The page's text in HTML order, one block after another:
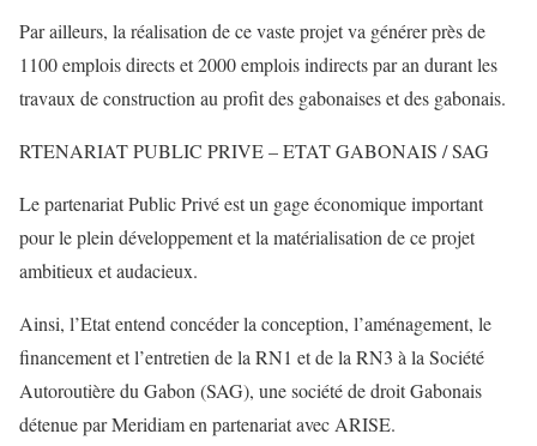
Par ailleurs, la réalisation de ce vaste projet va générer près de
1100 emplois directs et 2000 emplois indirects par an durant les
travaux de construction au profit des gabonaises et des gabonais.
RTENARIAT PUBLIC PRIVE – ETAT GABONAIS / SAG
Le partenariat Public Privé est un gage économique important
pour le plein développement et la matérialisation de ce projet
ambitieux et audacieux.
Ainsi, l’Etat entend concéder la conception, l’aménagement, le
financement et l’entretien de la RN1 et de la RN3 à la Société
Autoroutière du Gabon (SAG), une société de droit Gabonais
détenue par Meridiam en partenariat avec ARISE.